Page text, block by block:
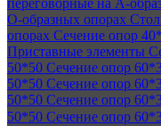
переговорные на А-
О-образных опорах
опорах Сечение опор
Приставные элементы
50*50 Сечение опор
50*50 Сечение опор
50*50 Сечение опор
50*50 Сечение опор